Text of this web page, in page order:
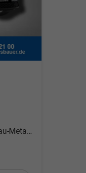
Graphite-Grau-Metallic